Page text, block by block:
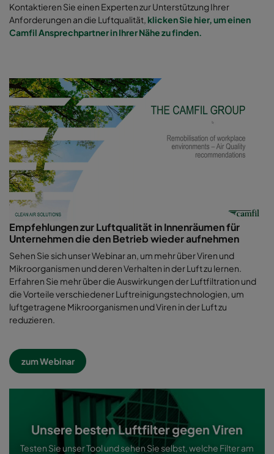
Kontaktieren Sie einen Experten zur Unterstützung Ihrer
Anforderungen an die Luftqualität, klicken Sie hier, um einen
Camfil Ansprechpartner in Ihrer Nähe zu finden.
Empfehlungen zur Luftqualität in Innenräumen für
Unternehmen die den Betrieb wieder aufnehmen
Sehen Sie sich unser Webinar an, um mehr über Viren und
Mikroorganismen und deren Verhalten in der Luft zu lernen.
Erfahren Sie mehr über die Auswirkungen der Luftfiltration und
die Vorteile verschiedener Luftreinigungstechnologien, um
luftgetragene Mikroorganismen und Viren in der Luft zu
reduzieren.
zum Webinar
Unsere besten Luftfilter gegen Viren
Testen Sie unser Tool und sehen Sie selbst, welche Filter am